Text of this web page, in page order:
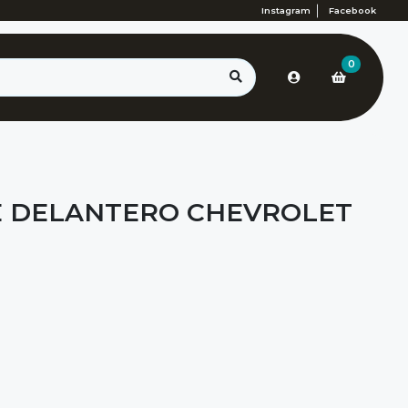
Instagram Facebook
0
DELANTERO CHEVROLET